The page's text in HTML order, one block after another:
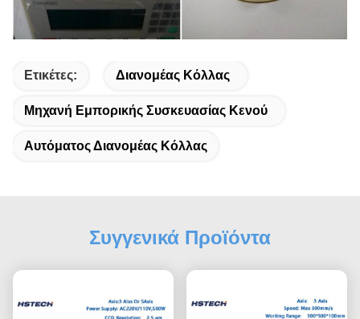
Ετικέτες: Διανομέας Κόλλας
Μηχανή Εμπορικής Συσκευασίας Κενού
Αυτόματος Διανομέας Κόλλας
Συγγενικά Προϊόντα